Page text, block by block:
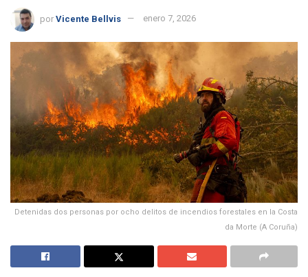
por Vicente Bellvis enero 7, 2026
Detenidas dos personas por ocho delitos de incendios forestales en la Costa
da Morte (A Coruña)